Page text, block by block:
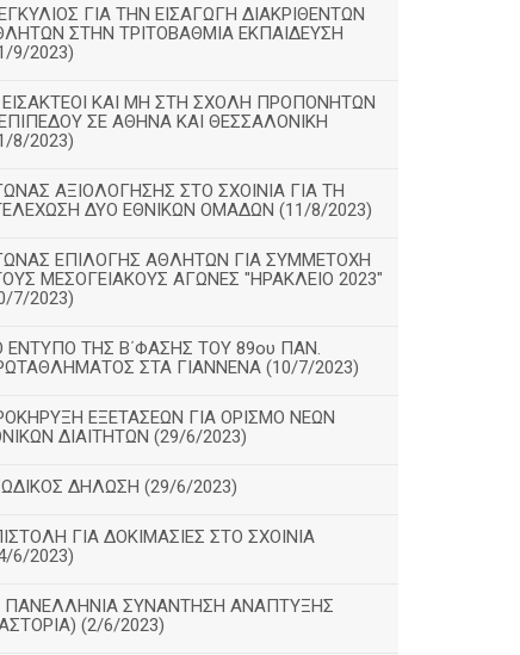
ΓΙΑ ΤΗΝ ΕΙΣΑΓΩΓΗ ΔΙΑΚΡΙΘΕΝΤΩΝ
ΣΤΗΝ ΤΡΙΤΟΒΑΘΜΙΑ ΕΚΠΑΙΔΕΥΣΗ
9/2023)
ΕΙΣΑΚΤΕΟΙ ΚΑΙ ΜΗ ΣΤΗ ΣΧΟΛΗ ΠΡΟΠΟΝΗΤΩΝ
ΣΕ ΑΘΗΝΑ ΚΑΙ ΘΕΣΣΑΛΟΝΙΚΗ
8/2023)
ΑΞΙΟΛΟΓΗΣΗΣ ΣΤΟ ΣΧΟΙΝΙΑ ΓΙΑ ΤΗ
ΔΥΟ ΕΘΝΙΚΩΝ ΟΜΑΔΩΝ (11/8/2023)
ΕΠΙΛΟΓΗΣ ΑΘΛΗΤΩΝ ΓΙΑ ΣΥΜΜΕΤΟΧΗ
ΜΕΣΟΓΕΙΑΚΟΥΣ ΑΓΩΝΕΣ "ΗΡΑΚΛΕΙΟ 2023"
7/2023)
ΕΝΤΥΠΟ ΤΗΣ Β΄ΦΑΣΗΣ ΤΟΥ 89ου ΠΑΝ.
ΣΤΑ ΓΙΑΝΝΕΝΑ (10/7/2023)
ΕΞΕΤΑΣΕΩΝ ΓΙΑ ΟΡΙΣΜΟ ΝΕΩΝ
ΔΙΑΙΤΗΤΩΝ (29/6/2023)
ΔΗΛΩΣΗ (29/6/2023)
ΓΙΑ ΔΟΚΙΜΑΣΙΕΣ ΣΤΟ ΣΧΟΙΝΙΑ
6/2023)
ΠΑΝΕΛΛΗΝΙΑ ΣΥΝΑΝΤΗΣΗ ΑΝΑΠΤΥΞΗΣ
(2/6/2023)